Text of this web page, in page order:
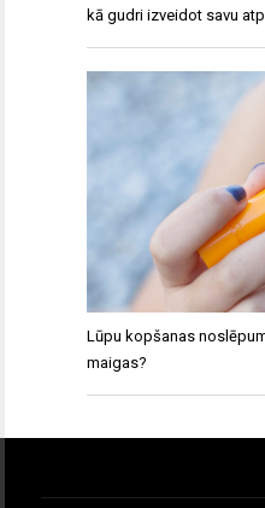
kā gudri izveidot savu
Lūpu kopšanas
maigas?